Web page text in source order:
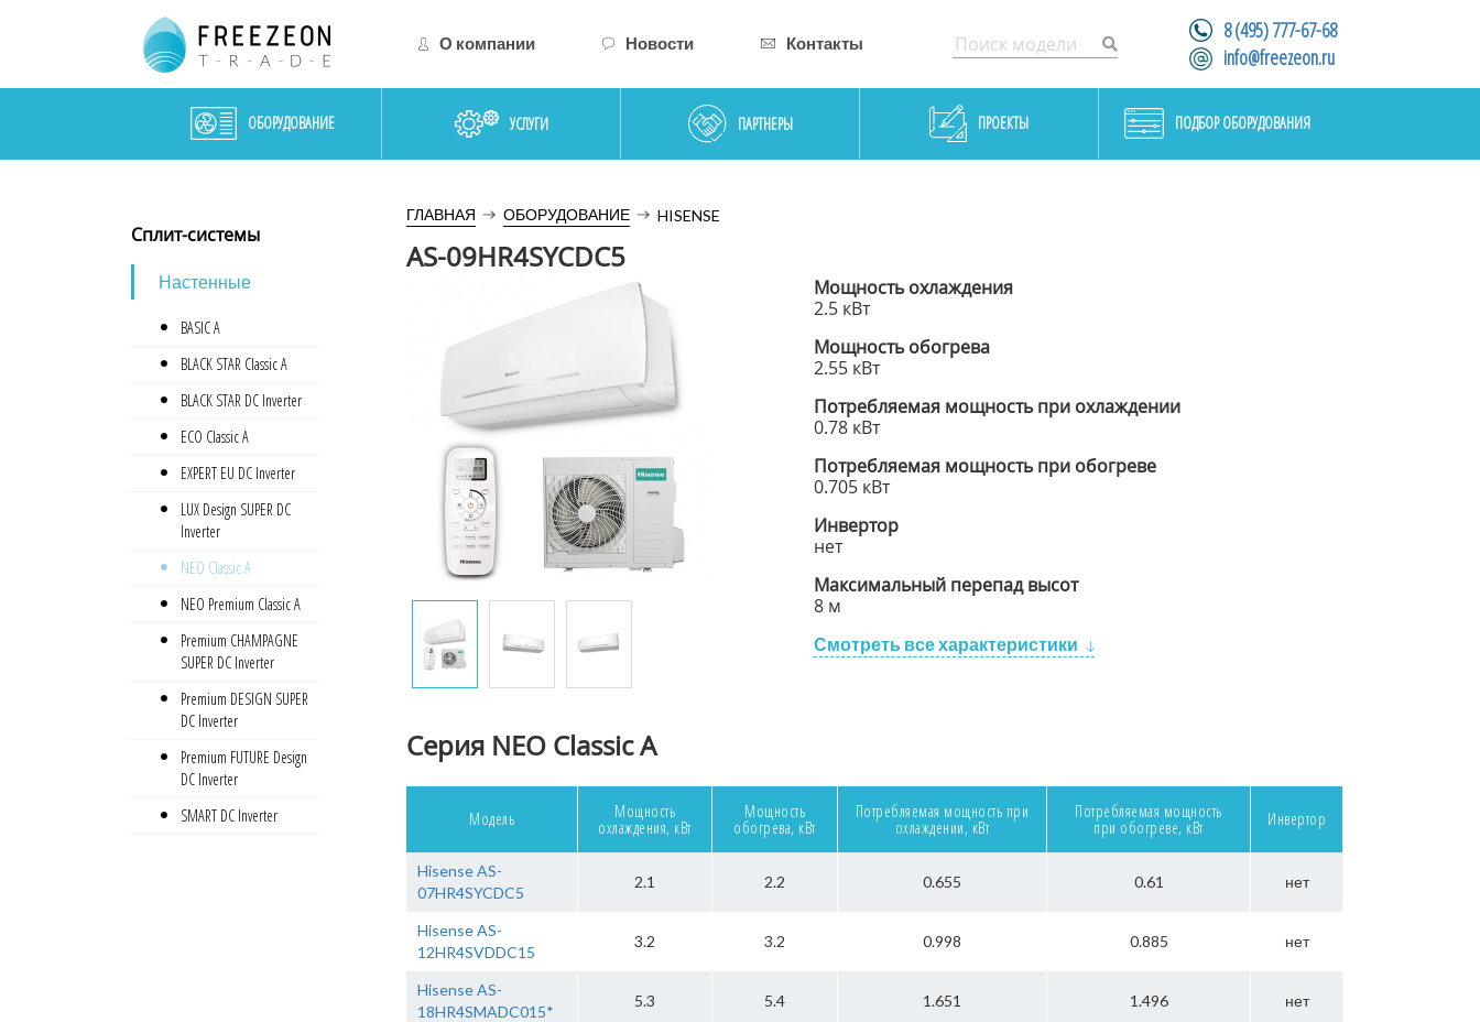
О компании Новости Контакты
8 (495) 777-67-68
info@freezeon.ru
ОБОРУДОВАНИЕ УСЛУГИ ПАРТНЕРЫ ПРОЕКТЫ ПОДБОР ОБОРУДОВАНИЯ
Сплит-системы
Настенные
• BASIC A
• BLACK STAR Classic A
• BLACK STAR DC Inverter
• ECO Classic A
• EXPERT EU DC Inverter
•
LUX Design SUPER DC
Inverter
• NEO Classic A
• NEO Premium Classic A
•
Premium CHAMPAGNE
SUPER DC Inverter
•
Premium DESIGN SUPER
DC Inverter
•
Premium FUTURE Design
DC Inverter
• SMART DC Inverter
ГЛАВНАЯ ОБОРУДОВАНИЕ HISENSE
AS-09HR4SYCDC5
Мощность охлаждения
2.5 кВт
Мощность обогрева
2.55 кВт
Потребляемая мощность при охлаждении
0.78 кВт
Потребляемая мощность при обогреве
0.705 кВт
Инвертор
нет
Максимальный перепад высот
8 м
Смотреть все характеристики
Серия NEO Classic A
Модель Мощность
охлаждения, кВт
Мощность
обогрева, кВт
Потребляемая мощность при
охлаждении, кВт
Потребляемая мощность
при обогреве, кВт Инвертор
Hisense AS-
07HR4SYCDC5
2.1 2.2 0.655 0.61 нет
Hisense AS-
12HR4SVDDC15
3.2 3.2 0.998 0.885 нет
Hisense AS-
18HR4SMADC015*
5.3 5.4 1.651 1.496 нет